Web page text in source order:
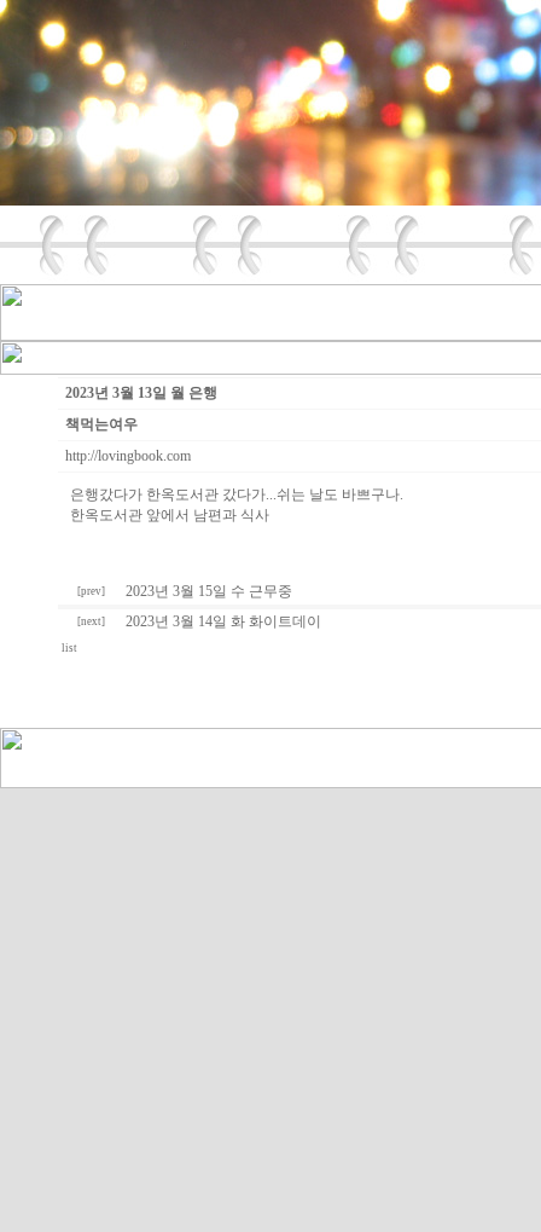
2023년 3월 13일 월 은행
책먹는여우
http://lovingbook.com
은행갔다가 한옥도서관 갔다가...쉬는 날도 바쁘구나.
한옥도서관 앞에서 남편과 식사
[prev] 2023년 3월 15일 수 근무중
[next] 2023년 3월 14일 화 화이트데이
list